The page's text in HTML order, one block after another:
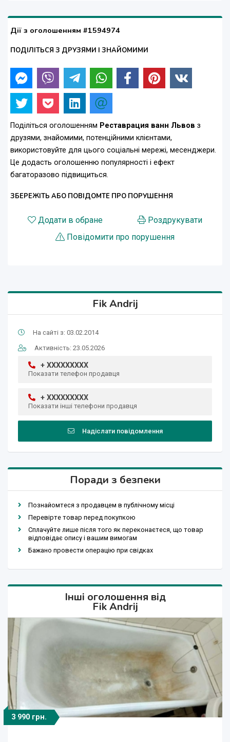
Дії з оголошенням #1594974
ПОДІЛІТЬСЯ З ДРУЗЯМИ І ЗНАЙОМИМИ
Поділіться оголошенням Реставрация ванн Львов з
друзями, знайомими, потенційними клієнтами,
використовуйте для цього соціальні мережі, месенджери.
Це додасть оголошенню популярності і ефект
багаторазово підвищиться.
ЗБЕРЕЖІТЬ АБО ПОВІДОМТЕ ПРО ПОРУШЕННЯ
Додати в обране
Роздрукувати
Повідомити про порушення
Fik Andrij
На сайті з: 03.02.2014
Активність: 23.05.2026
+ XXXXXXXXX
Показати телефон продавця
+ XXXXXXXXX
Показати інші телефони продавця
Надіслати повідомлення
Поради з безпеки
Познайомтеся з продавцем в публічному місці
Перевірте товар перед покупкою
Сплачуйте лише після того як переконаєтеся, що товар
відповідає опису і вашим вимогам
Бажано провести операцію при свідках
Інші оголошення від
Fik Andrij
3 290 грн.
3 990 грн.
3 990 грн.
3 990 грн. 3 990 грн.
3 990 грн.
3 990 грн.
3 290 грн.
3 990 грн.